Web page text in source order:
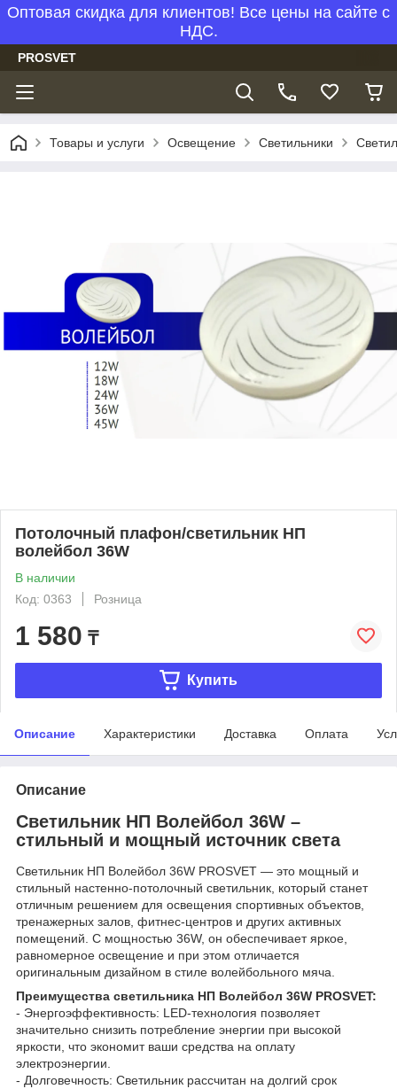
Оптовая скидка для клиентов! Все цены на сайте с
НДС.
PROSVET
Товары и услуги Освещение Светильники
Потолочный плафон/светильник НП
волейбол 36W
В наличии
Код: 0363
Розница
1 580 ₸
Купить
Описание Характеристики Доставка Оплата
Описание
Светильник НП Волейбол 36W –
стильный и мощный источник света
Светильник НП Волейбол 36W PROSVET — это мощный и
стильный настенно-потолочный светильник, который станет
отличным решением для освещения спортивных объектов,
тренажерных залов, фитнес-центров и других активных
помещений. С мощностью 36W, он обеспечивает яркое,
равномерное освещение и при этом отличается
оригинальным дизайном в стиле волейбольного мяча.
Преимущества светильника НП Волейбол 36W PROSVET:
- Энергоэффективность: LED-технология позволяет
значительно снизить потребление энергии при высокой
яркости, что экономит ваши средства на оплату
электроэнергии.
- Долговечность: Светильник рассчитан на долгий срок